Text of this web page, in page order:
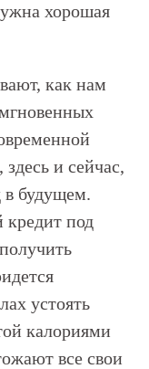
хорошая
как нам
и сейчас,
в будущем.
кредит под
устоять
калориями
все свои